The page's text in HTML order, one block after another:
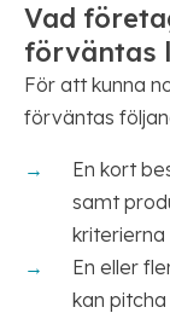
Vad
förväntas
För att kunna
förväntas
En kort
samt
kriterierna
En eller
kan